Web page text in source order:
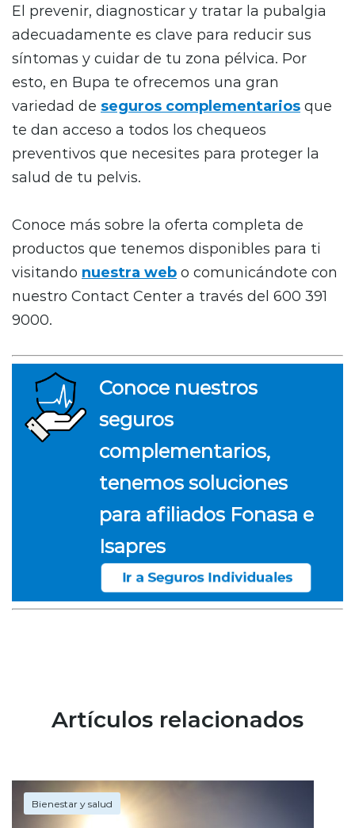
El prevenir, diagnosticar y tratar la pubalgia
adecuadamente es clave para reducir sus
síntomas y cuidar de tu zona pélvica. Por
esto, en Bupa te ofrecemos una gran
variedad de seguros complementarios que
te dan acceso a todos los chequeos
preventivos que necesites para proteger la
salud de tu pelvis.
Conoce más sobre la oferta completa de
productos que tenemos disponibles para ti
visitando nuestra web o comunicándote con
nuestro Contact Center a través del 600 391
9000.
Conoce nuestros
seguros
complementarios,
tenemos soluciones
para afiliados Fonasa e
Isapres
Artículos relacionados
Bienestar y salud